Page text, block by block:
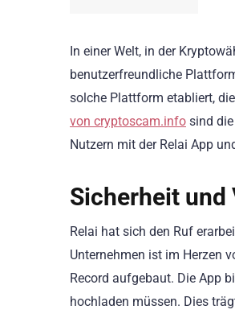
In einer Welt, in der
benutzerfreundliche
solche Plattform etabliert,
von cryptoscam.info sind
Nutzern mit der Relai App
Sicherheit
Relai hat sich den Ruf
Unternehmen ist im Herzen
Record aufgebaut. Die App
hochladen müssen. Dies